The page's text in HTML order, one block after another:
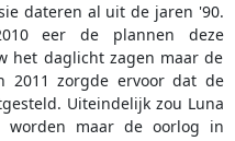
dateren al uit de jaren '90.
eer de plannen deze
het daglicht zagen maar de
2011 zorgde ervoor dat de
Uiteindelijk zou Luna
worden maar de oorlog in